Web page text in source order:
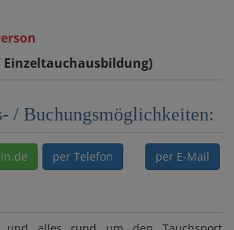
Einzeltauchausbildung)
/ Buchungsmöglichkeiten:
per Telefon per E-Mail